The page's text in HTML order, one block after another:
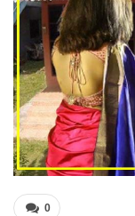
0